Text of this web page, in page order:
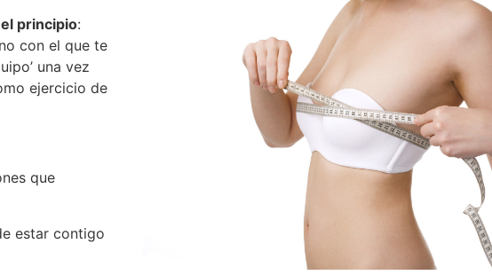
principio:
con el que te
una vez
ejercicio de
que
estar contigo